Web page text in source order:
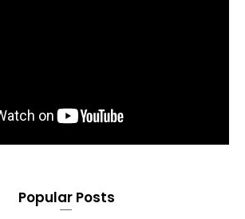
Popular Posts